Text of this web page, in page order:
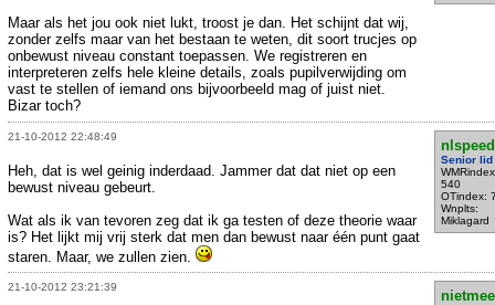
Maar als het jou ook niet lukt, troost je dan. Het schijnt dat wij,
zonder zelfs maar van het bestaan te weten, dit soort trucjes op
onbewust niveau constant toepassen. We registreren en
interpreteren zelfs hele kleine details, zoals pupilverwijding om
vast te stellen of iemand ons bijvoorbeeld mag of juist niet.
Bizar toch?
21-10-2012 22:48:49
nlspeed
Senior lid
540
OTindex:
Wnplts:
Miklagard
Heh, dat is wel geinig inderdaad. Jammer dat dat niet op een
bewust niveau gebeurt.
Wat als ik van tevoren zeg dat ik ga testen of deze theorie waar
is? Het lijkt mij vrij sterk dat men dan bewust naar één punt gaat
staren. Maar, we zullen zien.
21-10-2012 23:21:39